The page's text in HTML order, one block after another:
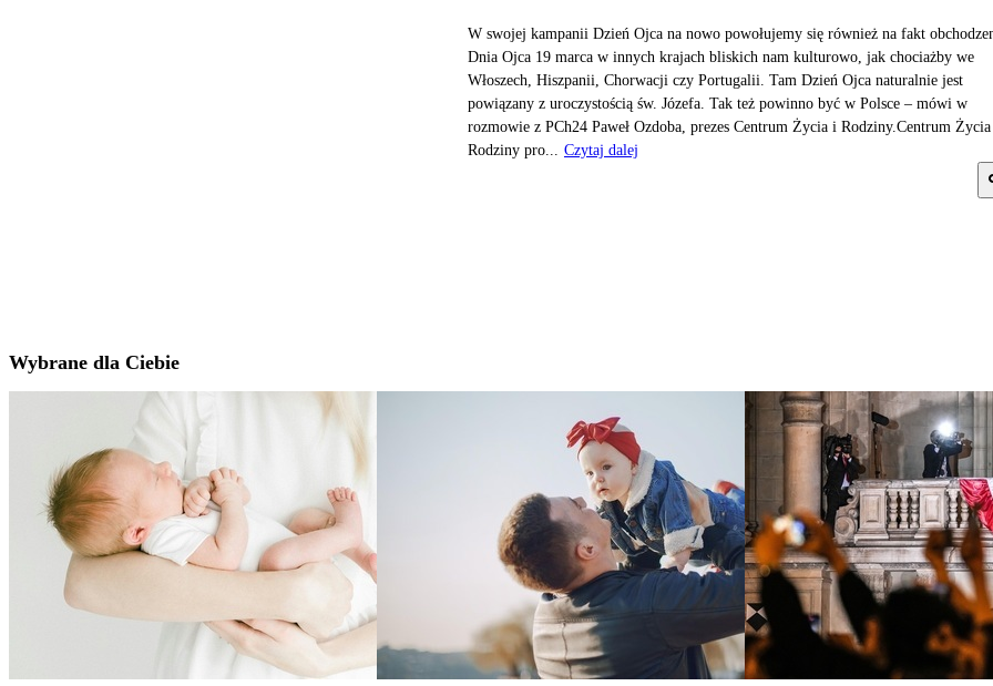
W swojej kampanii Dzień Ojca na nowo powołujemy się również na fakt
Dnia Ojca 19 marca w innych krajach bliskich nam kulturowo, jak chociażby we
Włoszech, Hiszpanii, Chorwacji czy Portugalii. Tam Dzień Ojca naturalnie jest
powiązany z uroczystością św. Józefa. Tak też powinno być w Polsce – mówi w
rozmowie z PCh24 Paweł Ozdoba, prezes Centrum Życia i Rodziny.Centrum
Rodziny pro...
Czytaj dalej
Wybrane dla Ciebie